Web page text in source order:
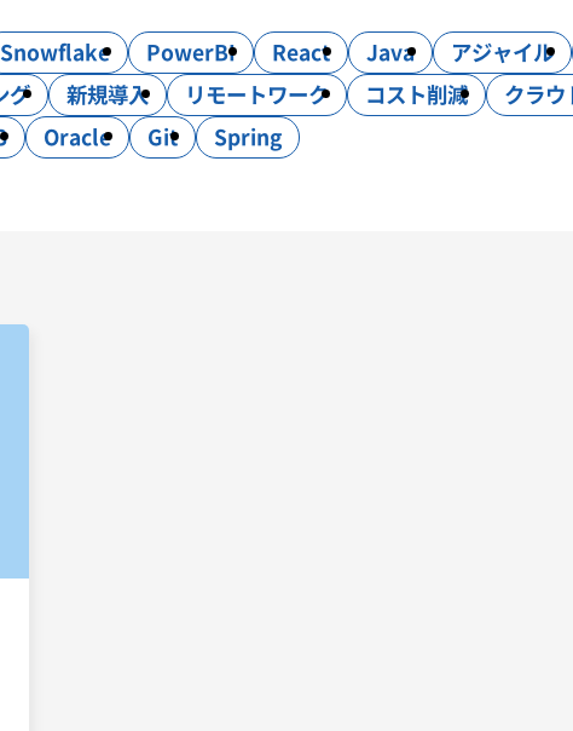
Snowflake PowerBI React Java アジャイル
グ 新規導入 リモートワーク コスト削減 クラウ
Oracle Git Spring